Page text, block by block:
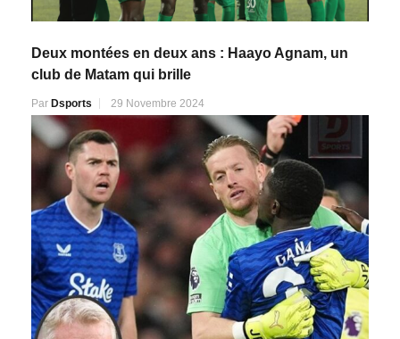
Deux montées en deux ans : Haayo Agnam, un
club de Matam qui brille
Par Dsports 29 Novembre 2024